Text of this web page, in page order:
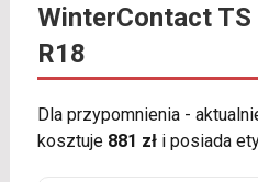
WinterContact
R18
Dla przypomnienia -
kosztuje 881 złi posiada